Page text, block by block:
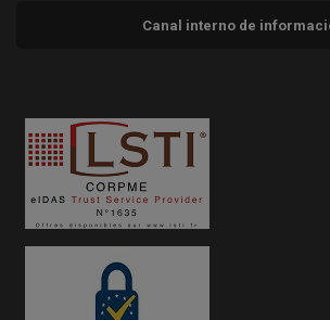
Canal interno de